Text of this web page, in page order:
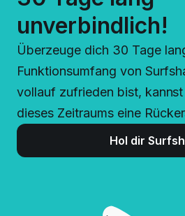
unverbindlich!
Überzeuge dich 30 Tage
Funktionsumfang von
vollauf zufrieden bist,
dieses Zeitraums eine
Hol dir